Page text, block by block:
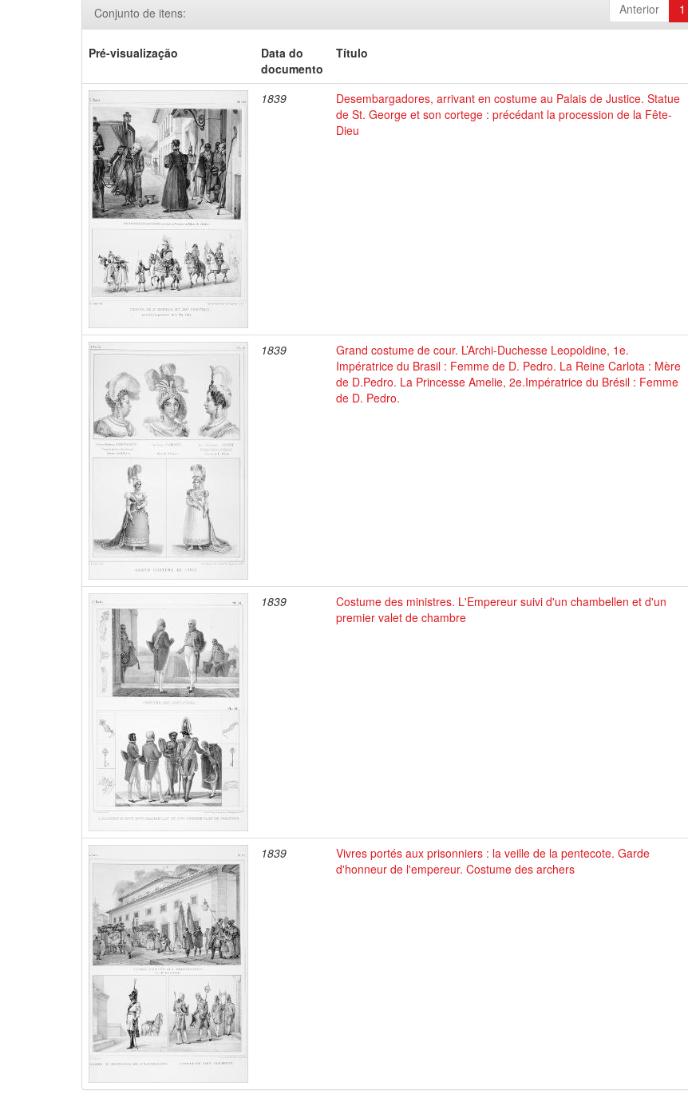
Anterior 1
Conjunto de itens:
Pré-visualização
Data do
documento
Título
1839
Desembargadores, arrivant en costume au Palais de Justice. Statue
de St. George et son cortege : précédant la procession de la Fête-
Dieu
1839
Grand costume de cour. L’Archi-Duchesse Leopoldine, 1e.
Impératrice du Brasil : Femme de D. Pedro. La Reine Carlota : Mère
de D.Pedro. La Princesse Amelie, 2e.Impératrice du Brésil : Femme
de D. Pedro.
1839
Costume des ministres. L'Empereur suivi d'un chambellen et d'un
premier valet de chambre
1839
Vivres portés aux prisonniers : la veille de la pentecote. Garde
d'honneur de l'empereur. Costume des archers